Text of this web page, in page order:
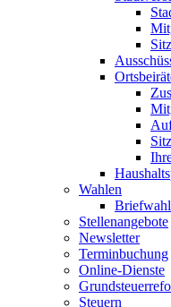
Wahlen
Briefwahl
Stellenangebote
Newsletter
Terminbuchung
Online-Dienste
Steuern